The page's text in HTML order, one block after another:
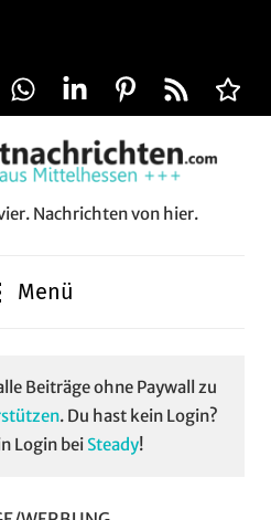
WhatsAppLinkedInPinterest
RSS-
Feed
Alle
Nachrichten von hier.
Menü
Beiträge ohne Paywall zu
. Du hast kein Login?
Login bei Steady!